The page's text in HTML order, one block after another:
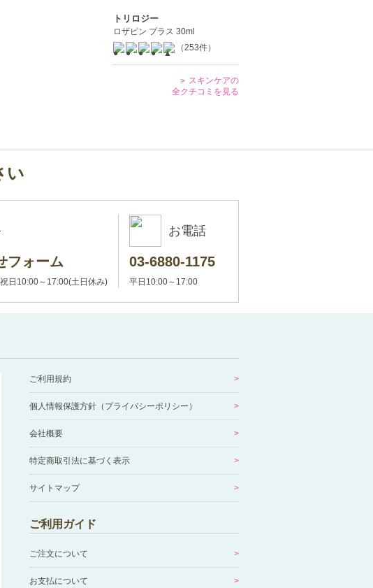
トリロジー
ロザピン プラス 30ml
（253件）
スキンケアの
全クチコミを見る
い
フォーム
日10:00～17:00(土日休み)
お電話
03-6880-1175
平日10:00～17:00
ご利用規約
個人情報保護方針（プライバシーポリシー）
会社概要
特定商取引法に基づく表示
サイトマップ
ご利用ガイド
ご注文について
お支払について